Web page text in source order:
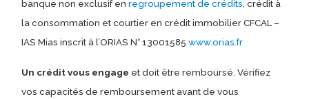
banque non exclusif enregroupement de crédits , crédit à
la consommation et courtier en crédit immobilier CFCAL –
IAS Mias inscrit à l’ORIAS N° 13001585www.orias.fr
Un crédit vous engage et doit être remboursé. Vérifiez
vos capacités de remboursement avant de vous